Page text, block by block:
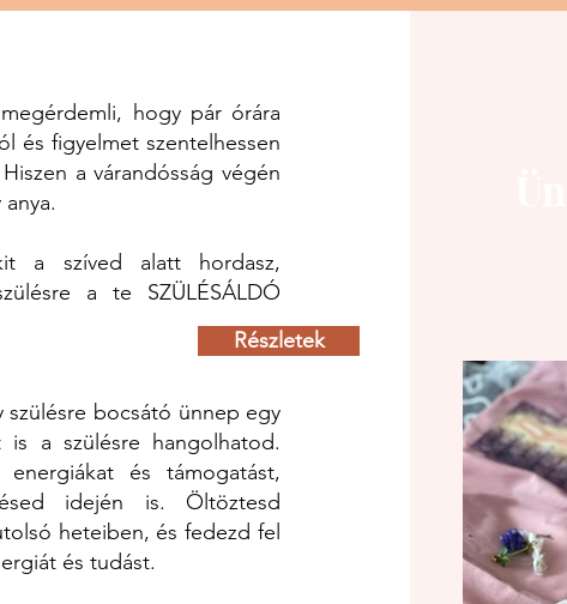
hogy pár órára
és figyelmet szentelhessen
a várandósság végén
a szíved alatt hordasz,
a te SZÜLÉSÁLDÓ
szülésre bocsátó ünnep egy
a szülésre hangolhatod.
és támogatást,
idején is. Öltöztesd
heteiben, és fedezd fel
és tudást.
Részletek